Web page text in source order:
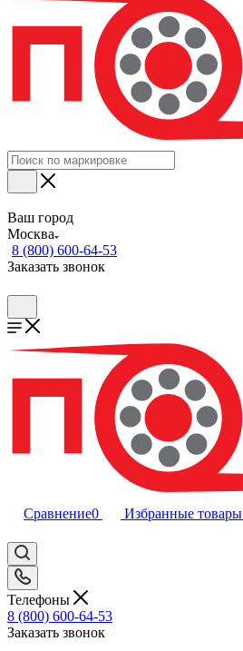
Ваш город
Москва
8 (800) 600-64-53
Заказать звонок
Сравнение0 Избранные товары
Телефоны
8 (800) 600-64-53
Заказать звонок